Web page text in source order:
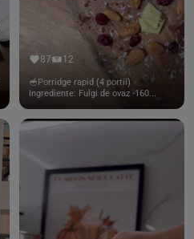
87 12
🥣Porridge rapid (4 portii)
Ingrediente: Fulgi de ovaz -160...